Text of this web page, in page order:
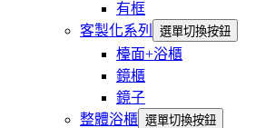
有框
客製化系列
選單切換按鈕
檯面+浴櫃
鏡櫃
鏡子
整體浴櫃 選單切換按鈕